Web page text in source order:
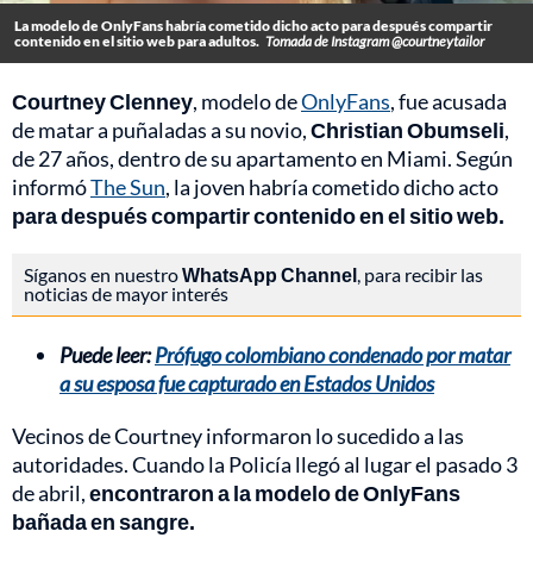
La modelo de OnlyFans habría cometido dicho acto para después compartir
contenido en el sitio web para adultos. Tomada de Instagram @courtneytailor
Courtney Clenney, modelo deOnlyFans, fue acusada
de matar a puñaladas a su novio,Christian Obumseli,
de 27 años, dentro de su apartamento en Miami. Según
informóThe Sun, la joven habría cometido dicho acto
para después compartir contenido en el sitio web.
Síganos en nuestroWhatsApp Channel, para recibir las
noticias de mayor interés
Puede leer:Prófugo colombiano condenado por matar
a su esposa fue capturado en Estados Unidos
Vecinos de Courtney informaron lo sucedido a las
autoridades. Cuando la Policía llegó al lugar el pasado 3
de abril,encontraron a la modelo de OnlyFans
bañada en sangre.